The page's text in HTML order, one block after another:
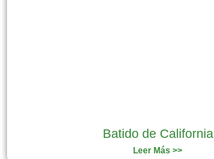
Batido de California
Leer Más >>